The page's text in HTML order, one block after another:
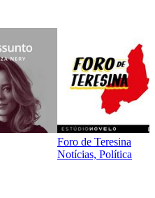
Foro de Teresina
Notícias, Política